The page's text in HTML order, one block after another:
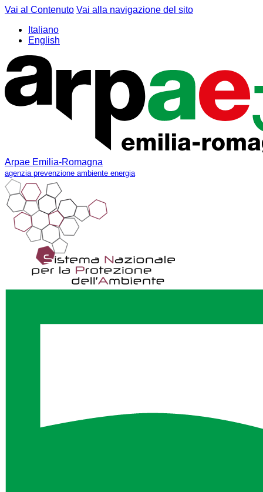
Vai al Contenuto Vai alla navigazione del sito
Italiano
English
Arpae Emilia-Romagna
agenzia prevenzione ambiente energia